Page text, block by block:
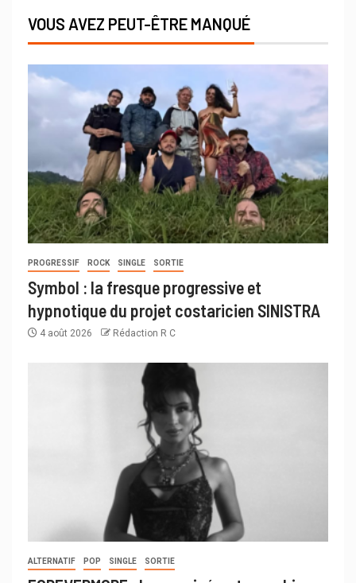
VOUS AVEZ PEUT-ÊTRE MANQUÉ
PROGRESSIF ROCK SINGLE SORTIE
Symbol : la fresque progressive et
hypnotique du projet costaricien SINISTRA
4 août 2026 Rédaction R C
ALTERNATIF POP SINGLE SORTIE